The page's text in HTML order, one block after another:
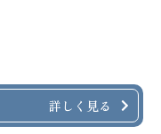
詳しく見る